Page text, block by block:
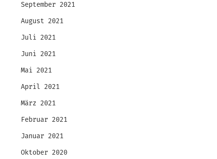
September 2021
August 2021
Juli 2021
Juni 2021
Mai 2021
April 2021
März 2021
Februar 2021
Januar 2021
Oktober 2020